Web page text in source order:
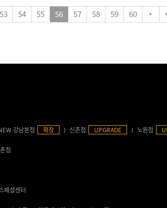
53 54 55 56 57 58 59 60
강남본점 확장 신촌점 UPGRADE 노원점
점
페셜센터